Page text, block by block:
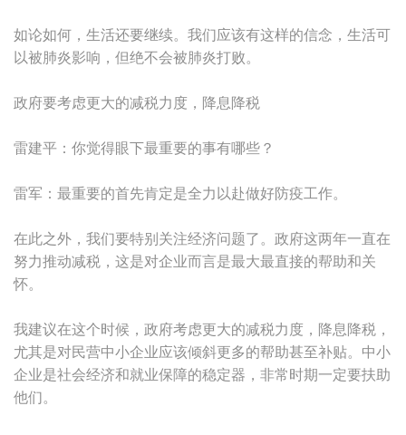
如论如何，生活还要继续。我们应该有这样的信念，生活可
以被肺炎影响，但绝不会被肺炎打败。
政府要考虑更大的减税力度，降息降税
雷建平：你觉得眼下最重要的事有哪些？
雷军：最重要的首先肯定是全力以赴做好防疫工作。
在此之外，我们要特别关注经济问题了。政府这两年一直在
努力推动减税，这是对企业而言是最大最直接的帮助和关
怀。
我建议在这个时候，政府考虑更大的减税力度，降息降税，
尤其是对民营中小企业应该倾斜更多的帮助甚至补贴。中小
企业是社会经济和就业保障的稳定器，非常时期一定要扶助
他们。